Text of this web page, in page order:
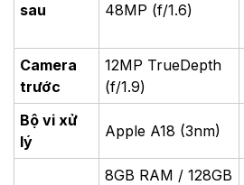
sau
48MP (f/1.6)
Camera
trước
12MP TrueDepth
(f/1.9)
Bộ vi xử
lý
Apple A18 (3nm)
8GB RAM / 128GB